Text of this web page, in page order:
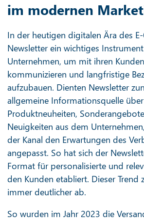
im modernen
In der heutigen digitalen Ära des
Newsletter ein wichtiges
Unternehmen, um mit ihren
kommunizieren und langfristige
aufzubauen. Dienten Newsletter
allgemeine Informationsquelle über
Produktneuheiten,
Neuigkeiten aus dem
der Kanal den Erwartungen des
angepasst. So hat sich der
Format für personalisierte und
den Kunden etabliert. Dieser Trend
immer deutlicher ab.
So wurden im Jahr 2023 die